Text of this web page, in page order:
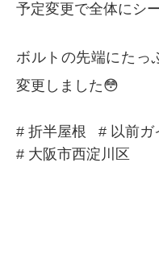
予定変更で全体にシ
ボルトの先端にたっ
変更しました😳
# 折半屋根
# 以前ガ
# 大阪市西淀川区